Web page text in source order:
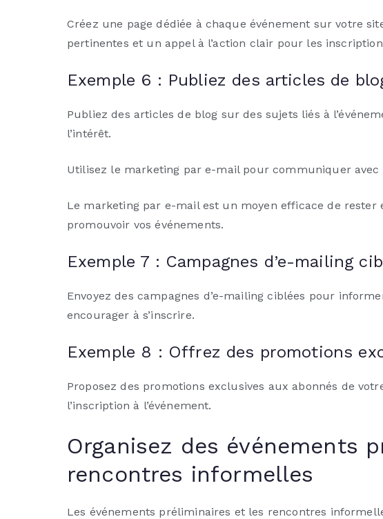
Créez une page dédiée à chaque événement sur votre
pertinentes et un appel à l’action clair pour les
Exemple 6 : Publiez des articles de
Publiez des articles de blog sur des sujets liés à
l’intérêt.
Utilisez le marketing par e-mail pour communiquer avec
Le marketing par e-mail est un moyen efficace de rester
promouvoir vos événements.
Exemple 7 : Campagnes d’e-mailing
Envoyez des campagnes d’e-mailing ciblées pour
encourager à s’inscrire.
Exemple 8 : Offrez des promotions
Proposez des promotions exclusives aux abonnés de
l’inscription à l’événement.
Organisez des événements
rencontres informelles
Les événements préliminaires et les rencontres